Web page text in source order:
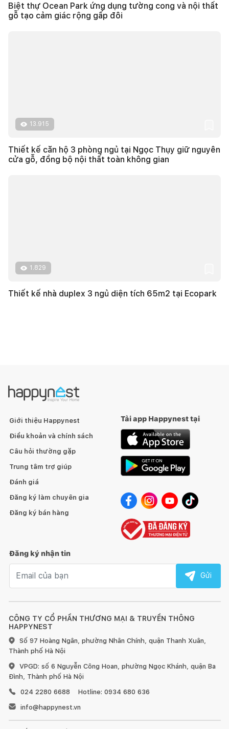
Biệt thự Ocean Park ứng dụng tường cong và nội thất
gỗ tạo cảm giác rộng gấp đôi
13.915
Thiết kế căn hộ 3 phòng ngủ tại Ngọc Thụy giữ nguyên
cửa gỗ, đồng bộ nội thất toàn không gian
1.829
Thiết kế nhà duplex 3 ngủ diện tích 65m2 tại Ecopark
CÔNG TY CỔ PHẦN THƯƠNG MẠI & TRUYỀN THÔNG
HAPPYNEST
Số 97 Hoàng Ngân, phường Nhân Chính, quận Thanh Xuân,
Thành phố Hà Nội
VPGD: số 6 Nguyễn Công Hoan, phường Ngọc Khánh, quận Ba
Đình, Thành phố Hà Nội
024 2280 6688
Hotline: 0934 680 636
info@happynest.vn
Giới thiệu Happynest
Điều khoản và chính sách
Câu hỏi thường gặp
Trung tâm trợ giúp
Đánh giá
Đăng ký làm chuyên gia
Đăng ký bán hàng
Tải app Happynest tại
Đăng ký nhận tin
Gửi